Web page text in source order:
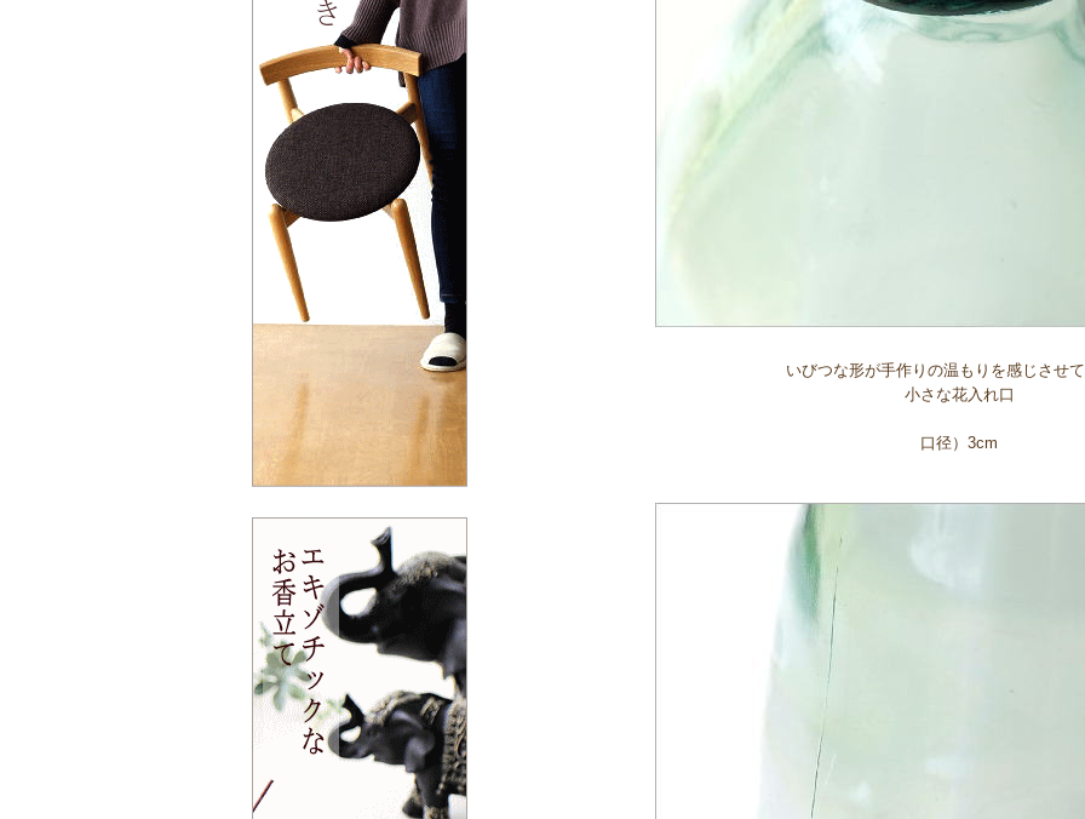
いびつな形が手作りの温もりを感じさせ
小さな花入れ口
口径）3cm